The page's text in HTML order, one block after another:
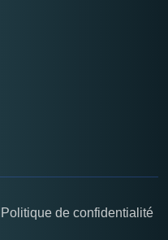
Politique de confidentialité